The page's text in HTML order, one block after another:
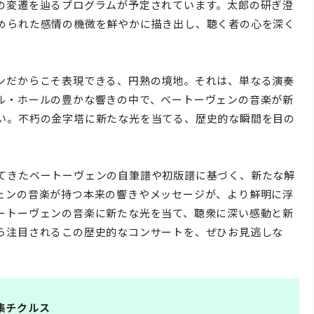
遷を辿るプログラムが予定されています。太郎の研ぎ澄
れた感情の機微を鮮やかに描き出し、聴く者の心を深く
からこそ表現できる、円熟の境地。それは、単なる演奏
ホールの豊かな響きの中で、ベートーヴェンの音楽が新
不朽の金字塔に新たな光を当てる、歴史的な瞬間を目の
たベートーヴェンの自筆譜や初版譜に基づく、新たな解
の音楽が持つ本来の響きやメッセージが、より鮮明に浮
ーヴェンの音楽に新たな光を当て、聴衆に深い感動と新
目されるこの歴史的なコンサートを、ぜひお見逃しな
チクルス